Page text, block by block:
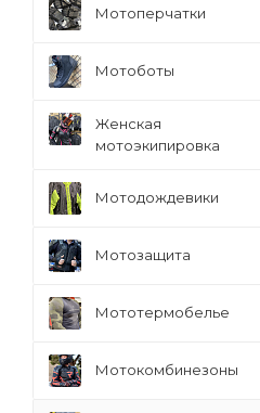
Мотоперчатки
Мотоботы
Женская
мотоэкипировка
Мотодождевики
Мотозащита
Мототермобелье
Мотокомбинезоны